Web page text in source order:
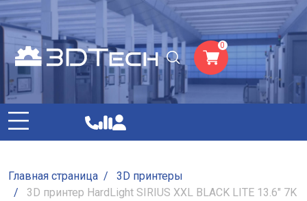
0
Главная страница /
3D принтеры
/
3D принтер HardLight SIRIUS XXL BLACK LITE 13.6" 7K